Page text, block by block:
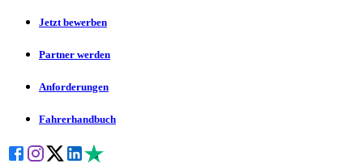
Jetzt bewerben
Partner werden
Anforderungen
Fahrerhandbuch